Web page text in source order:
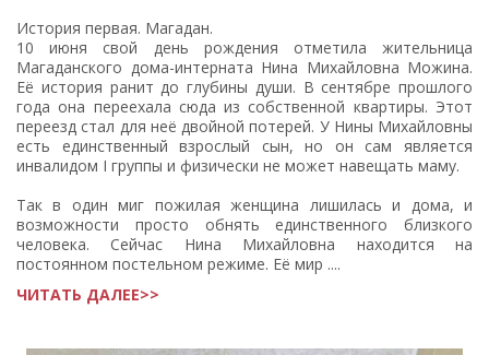
История первая. Магадан.
10 июня свой день рождения отметила жительница
Магаданского дома-интерната Нина Михайловна Можина.
Её история ранит до глубины души. В сентябре прошлого
года она переехала сюда из собственной квартиры. Этот
переезд стал для неё двойной потерей. У Нины Михайловны
есть единственный взрослый сын, но он сам является
инвалидом I группы и физически не может навещать маму.
Так в один миг пожилая женщина лишилась и дома, и
возможности просто обнять единственного близкого
человека. Сейчас Нина Михайловна находится на
постоянном постельном режиме. Её мир ....
ЧИТАТЬ ДАЛЕЕ>>